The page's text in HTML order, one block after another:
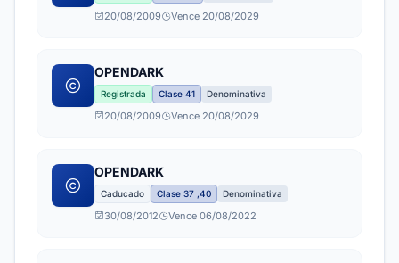
20/08/2009 Vence 20/08/2029
OPENDARK
Registrada Clase 41 Denominativa
20/08/2009 Vence 20/08/2029
OPENDARK
Caducado Clase 37 ,40 Denominativa
30/08/2012 Vence 06/08/2022